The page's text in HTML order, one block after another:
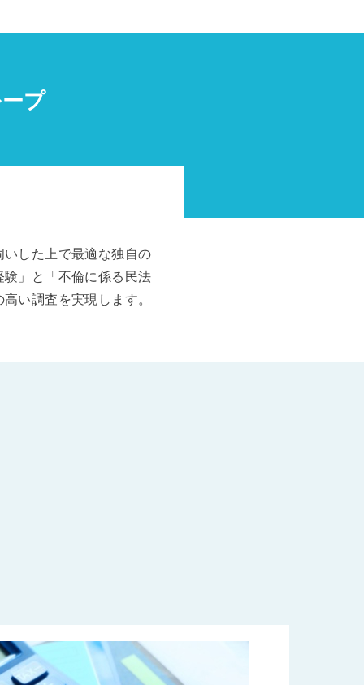
プ
した上で最適な独自の
」と「不倫に係る民法
い調査を実現します。